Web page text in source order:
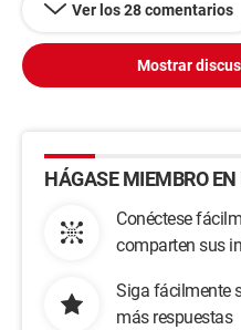
Ver los 28 comentarios
Mostrar
HÁGASE MIEMBRO
Conéctese
comparten sus
Siga fácilmente
más respuestas